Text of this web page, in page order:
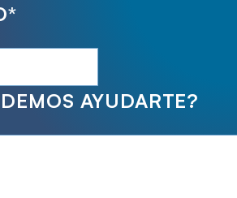
*
AYUDARTE?